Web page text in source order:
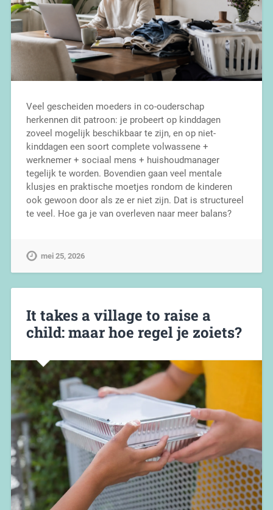
Veel gescheiden moeders in co-ouderschap
herkennen dit patroon: je probeert op kinddagen
zoveel mogelijk beschikbaar te zijn, en op niet-
kinddagen een soort complete volwassene +
werknemer + sociaal mens + huishoudmanager
tegelijk te worden. Bovendien gaan veel mentale
klusjes en praktische moetjes rondom de kinderen
ook gewoon door als ze er niet zijn. Dat is structureel
te veel. Hoe ga je van overleven naar meer balans?
mei 25, 2026
It takes a village to raise a
child: maar hoe regel je zoiets?